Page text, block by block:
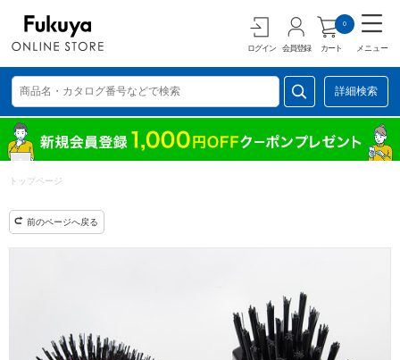
ログイン 会員登録 カート
0
メニュー
詳細検索
トップページ
前のページへ戻る